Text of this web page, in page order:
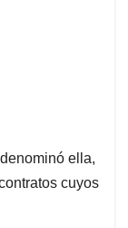
ella,
cuyos